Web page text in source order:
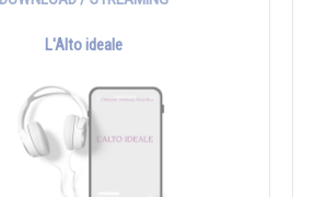
L'Alto ideale